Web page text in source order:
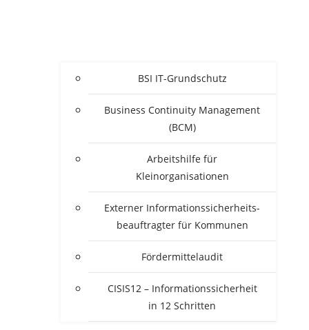
BSI IT-Grun­d­­schutz
Busi­ness Con­ti­nui­ty Manage­ment
(BCM)
Arbeits­hil­fe für
Kleinorganisationen
Exter­ner Infor­ma­ti­ons­si­cher­heits­
be­auf­trag­ter für Kommunen
För­der­mit­tel­au­dit
CISIS12 – Infor­ma­ti­ons­si­cher­heit
in 12 Schritten